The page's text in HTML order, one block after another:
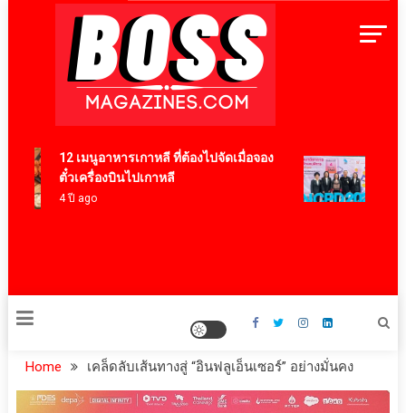
BossMagazinesThailand
12 เมนูอาหารเกาหลี ที่ต้องไปจัดเมื่อจอง
ตั๋วเครื่องบินไปเกาหลี
4 ปี ago
Home เคล็ดลับเส้นทางสู่ “อินฟลูเอ็นเซอร์” อย่างมั่นคง